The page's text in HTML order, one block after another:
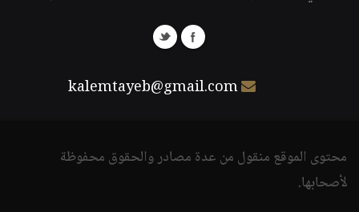
kalemtayeb@gmail.com
محتوى الموقع منقول من عدة مصادر والحقوق محفوظة
لأصحابها.